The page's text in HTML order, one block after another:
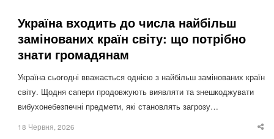
Україна входить до числа найбільш
замінованих країн світу: що потрібно
знати громадянам
Україна сьогодні вважається однією з найбільш замінованих країн
світу. Щодня сапери продовжують виявляти та знешкоджувати
вибухонебезпечні предмети, які становлять загрозу…
18 Червня, 2026